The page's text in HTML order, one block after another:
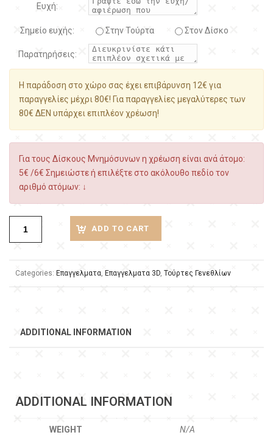
Ευχή:
Σημείο ευχής: Στην Τούρτα Στον Δίσκο
Παρατηρήσεις:
Η παράδοση στο χώρο σας έχει επιβάρυνση 12€ για
παραγγελίες μέχρι 80€! Για παραγγελίες μεγαλύτερες των
80€ ΔΕΝ υπάρχει επιπλέον χρέωση!
Για τους Δίσκους Μνημόσυνων η χρέωση είναι ανά άτομο:
5€ /6€ Σημειώστε ή επιλέξτε στο ακόλουθο πεδίο τον
αριθμό ατόμων: ↓
ADD TO CART
Categories: Επαγγελματα, Επαγγελματα 3D, Τούρτες Γενεθλίων
ADDITIONAL INFORMATION
ADDITIONAL INFORMATION
WEIGHT N/A